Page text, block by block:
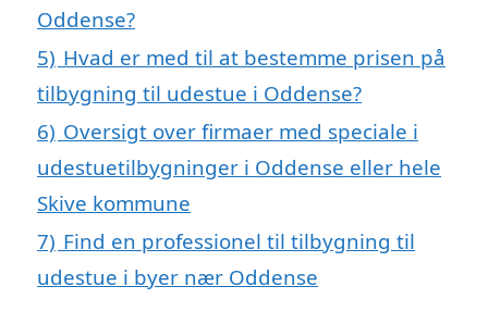
Oddense?
5) Hvad er med til at bestemme prisen på
tilbygning til udestue i Oddense?
6) Oversigt over firmaer med speciale i
udestuetilbygninger i Oddense eller hele
Skive kommune
7) Find en professionel til tilbygning til
udestue i byer nær Oddense